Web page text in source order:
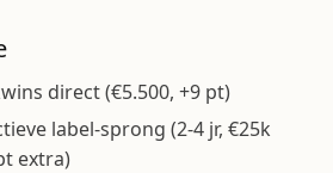
direct (€5.500, +9 pt)
label-sprong (2-4 jr, €25k
extra)